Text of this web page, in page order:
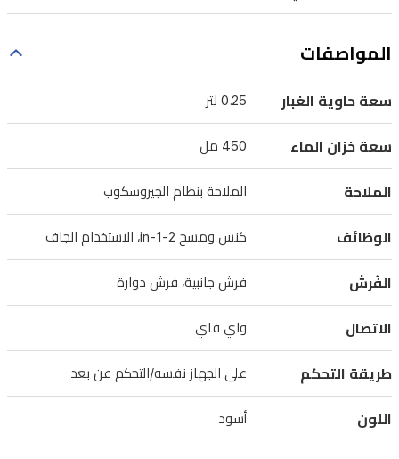
450
للمسح
جانبية
وفرش
دوارة
الالتقاط
بجميع
أنواع
الأرضيات.
توافر
اتصال
المواصفات
سعة حاوية الغبار 0.25 لتر
سعة خزان الماء 450 مل
الملاحة الملاحة بنظام الجيروسكوب
الوظائف كنس ومسح 2-in-1، الاستخدام الجاف
الفُرش فرش جانبية، فرش دوارة
الاتصال واي فاي
طريقة التحكم على الجهاز نفسه/التحكم عن بعد
اللون أسود